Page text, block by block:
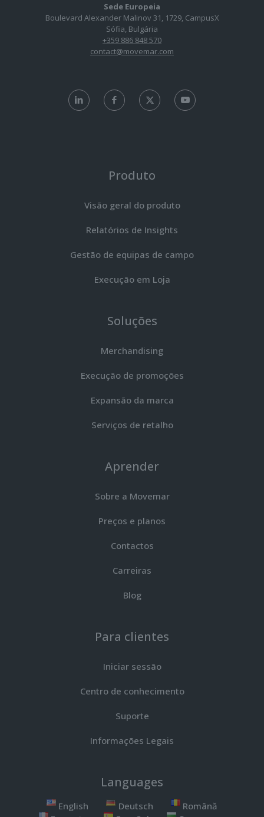
Sede Europeia
Boulevard Alexander Malinov 31, 1729, CampusX
Sófia, Bulgária
+359 886 848 570
contact@movemar.com
Produto
Visão geral do produto
Relatórios de Insights
Gestão de equipas de campo
Execução em Loja
Soluções
Merchandising
Execução de promoções
Expansão da marca
Serviços de retalho
Aprender
Sobre a Movemar
Preços e planos
Contactos
Carreiras
Blog
Para clientes
Iniciar sessão
Centro de conhecimento
Suporte
Informações Legais
Languages
English Deutsch
Română